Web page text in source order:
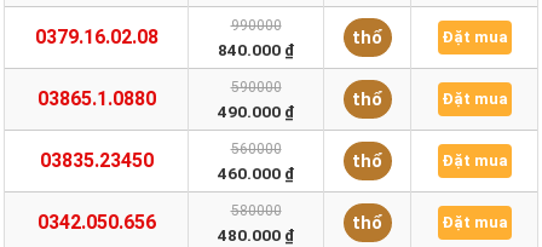
0379.16.02.08 990000
840.000 ₫
thổ Đặt mua
03865.1.0880 590000
490.000 ₫
thổ Đặt mua
03835.23450 560000
460.000 ₫
thổ Đặt mua
0342.050.656 580000
480.000 ₫
thổ Đặt mua